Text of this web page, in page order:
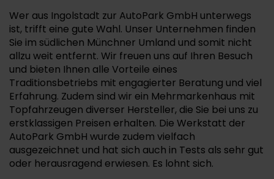
Wer aus Ingolstadt zur AutoPark GmbH unterwegs
ist, trifft eine gute Wahl. Unser Unternehmen finden
Sie im südlichen Münchner Umland und somit nicht
allzu weit entfernt. Wir freuen uns auf Ihren Besuch
und bieten Ihnen alle Vorteile eines
Traditionsbetriebs mit engagierter Beratung und viel
Erfahrung. Zudem sind wir ein Mehrmarkenhaus mit
Topfahrzeugen diverser Hersteller, die Sie bei uns zu
erstklassigen Preisen erhalten. Die Werkstatt der
AutoPark GmbH wurde zudem vielfach
ausgezeichnet und hat sich auch in Tests als sehr gut
oder herausragend erwiesen. Es lohnt sich.